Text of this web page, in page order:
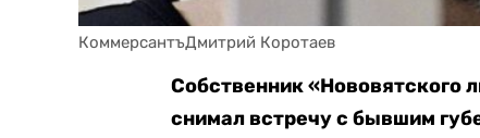
КоммерсантъДмитрий Коротаев
Собственник
снимал встречу с бывшим